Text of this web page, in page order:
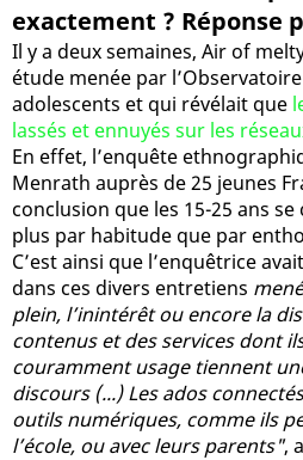
exactement ? Réponse
Il y a deux semaines, Air of
étude menée par
adolescents et qui révélait que
lassés et ennuyés sur les
En effet, l’enquête
Menrath auprès de 25 jeunes
conclusion que les 15-25 ans
plus par habitude que par
C’est ainsi que l’enquêtrice
dans ces divers entretiens
plein, l’inintérêt ou encore la
contenus et des services dont
couramment usage tiennent
discours (...) Les ados
outils numériques, comme ils
l’école, ou avec leurs parents",